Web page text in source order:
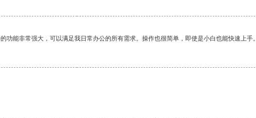
能非常强大，可以满足我日常办公的所有需求。操作也很简单，即使是小白也能快速上手。